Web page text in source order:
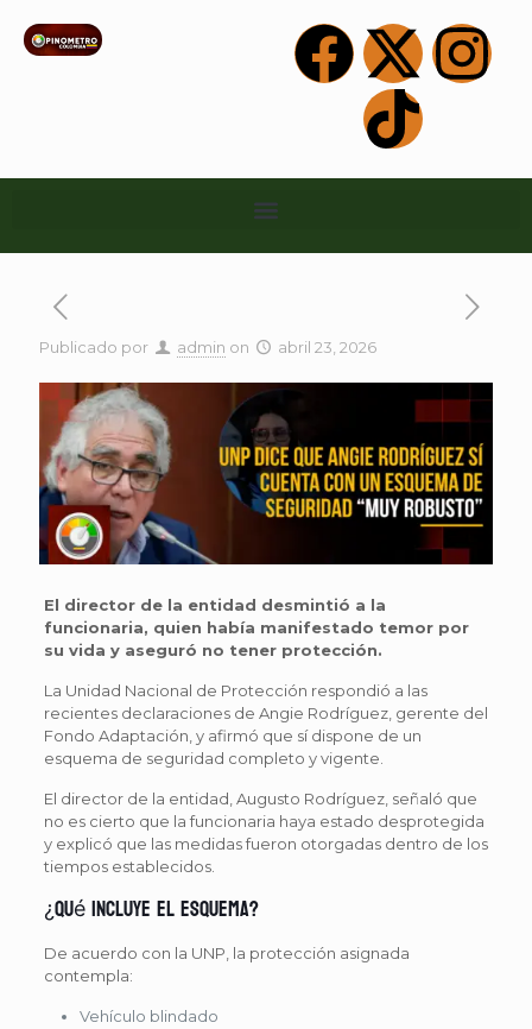
Publicado por admin on abril 23, 2026
El director de la entidad desmintió a la
funcionaria, quien había manifestado temor por
su vida y aseguró no tener protección.
La Unidad Nacional de Protección respondió a las
recientes declaraciones de Angie Rodríguez, gerente del
Fondo Adaptación, y afirmó que sí dispone de un
esquema de seguridad completo y vigente.
El director de la entidad, Augusto Rodríguez, señaló que
no es cierto que la funcionaria haya estado desprotegida
y explicó que las medidas fueron otorgadas dentro de los
tiempos establecidos.
¿Qué incluye el esquema?
De acuerdo con la UNP, la protección asignada
contempla:
Vehículo blindado